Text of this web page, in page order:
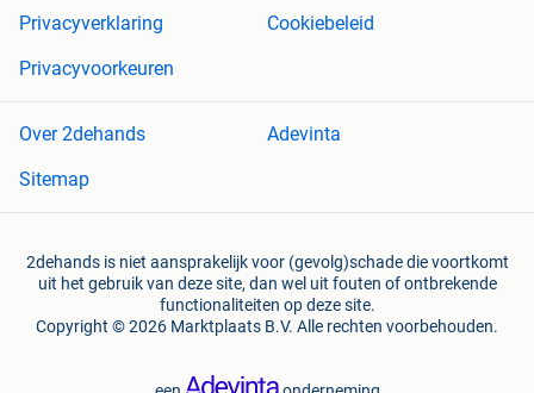
Privacyverklaring
Cookiebeleid
Privacyvoorkeuren
Over 2dehands
Adevinta
Sitemap
2dehands is niet aansprakelijk voor (gevolg)schade die voortkomt
uit het gebruik van deze site, dan wel uit fouten of ontbrekende
functionaliteiten op deze site.
Copyright © 2026 Marktplaats B.V. Alle rechten voorbehouden.